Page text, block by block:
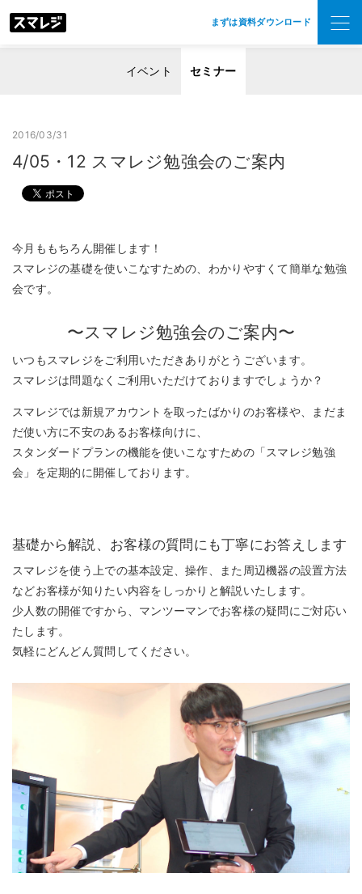
まずは資料ダウンロード
イベント セミナー
2016/03/31
4/05・12 スマレジ勉強会のご案内
今月ももちろん開催します！
スマレジの基礎を使いこなすための、わかりやすくて簡単な勉強
会です。
〜スマレジ勉強会のご案内〜
いつもスマレジをご利用いただきありがとうございます。
スマレジは問題なくご利用いただけておりますでしょうか？
スマレジでは新規アカウントを取ったばかりのお客様や、まだま
だ使い方に不安のあるお客様向けに、
スタンダードプランの機能を使いこなすための「スマレジ勉強
会」を定期的に開催しております。
基礎から解説、お客様の質問にも丁寧にお答えします
スマレジを使う上での基本設定、操作、また周辺機器の設置方法
などお客様が知りたい内容をしっかりと解説いたします。
少人数の開催ですから、マンツーマンでお客様の疑問にご対応い
たします。
気軽にどんどん質問してください。